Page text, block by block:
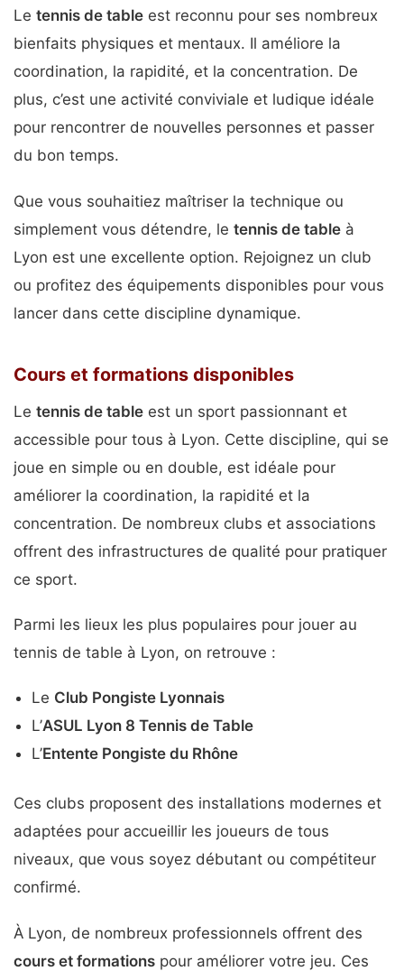
Le tennis de table est reconnu pour ses nombreux
bienfaits physiques et mentaux. Il améliore la
coordination, la rapidité, et la concentration. De
plus, c’est une activité conviviale et ludique idéale
pour rencontrer de nouvelles personnes et passer
du bon temps.
Que vous souhaitiez maîtriser la technique ou
simplement vous détendre, le tennis de table à
Lyon est une excellente option. Rejoignez un club
ou profitez des équipements disponibles pour vous
lancer dans cette discipline dynamique.
Cours et formations disponibles
Le tennis de table est un sport passionnant et
accessible pour tous à Lyon. Cette discipline, qui se
joue en simple ou en double, est idéale pour
améliorer la coordination, la rapidité et la
concentration. De nombreux clubs et associations
offrent des infrastructures de qualité pour pratiquer
ce sport.
Parmi les lieux les plus populaires pour jouer au
tennis de table à Lyon, on retrouve :
Le Club Pongiste Lyonnais
L’ASUL Lyon 8 Tennis de Table
L’Entente Pongiste du Rhône
Ces clubs proposent des installations modernes et
adaptées pour accueillir les joueurs de tous
niveaux, que vous soyez débutant ou compétiteur
confirmé.
À Lyon, de nombreux professionnels offrent des
cours et formations pour améliorer votre jeu. Ces